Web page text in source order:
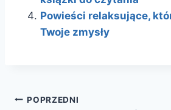
Powieści relaksujące,
Twoje zmysły
Nawigacja
POPRZEDNI